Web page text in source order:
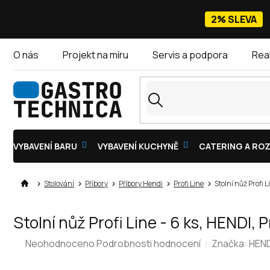
2% SLEVA
O nás Projekt na míru Servis a podpora
VYBAVENÍ BARU VYBAVENÍ KUCHYNĚ CATERING A
Stolování Příbory Příbory Hendi Profi Line Stolní nůž Profi
Stolní nůž Profi Line - 6 ks, HENDI,
Průměrné
NeohodnocenoPodrobnosti hodnocení Značka: